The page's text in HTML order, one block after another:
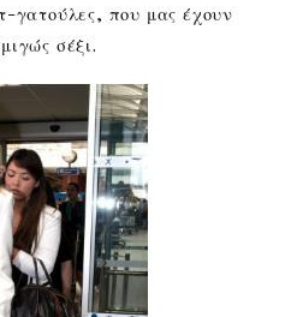
γατούλες, που μας έχουν
σέξι.